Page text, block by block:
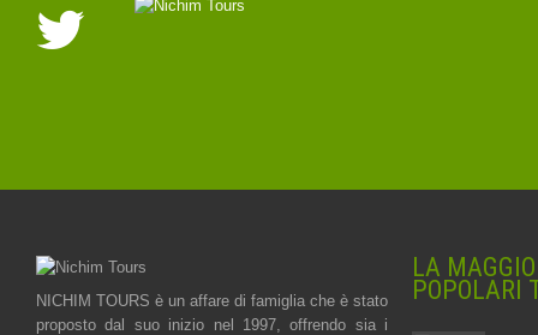
NICHIM TOURS è un affare di famiglia che è stato
proposto dal suo inizio nel 1997, offrendo sia i
LA
POPOLARI